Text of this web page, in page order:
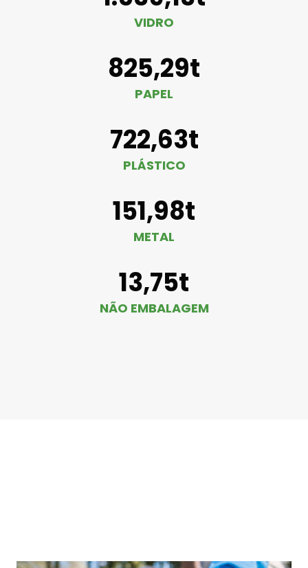
VIDRO
825,29t
PAPEL
722,63t
PLÁSTICO
151,98t
METAL
13,75t
NÃO EMBALAGEM